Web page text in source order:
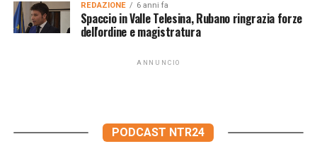
REDAZIONE 6 anni fa
Spaccio in Valle Telesina, Rubano ringrazia forze
dell'ordine e magistratura
ANNUNCIO
PODCAST NTR24